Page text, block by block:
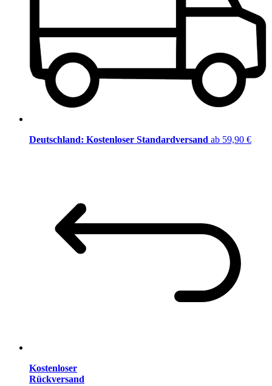
Deutschland: Kostenloser Standardversand ab 59,90 €
Kostenloser
Rückversand